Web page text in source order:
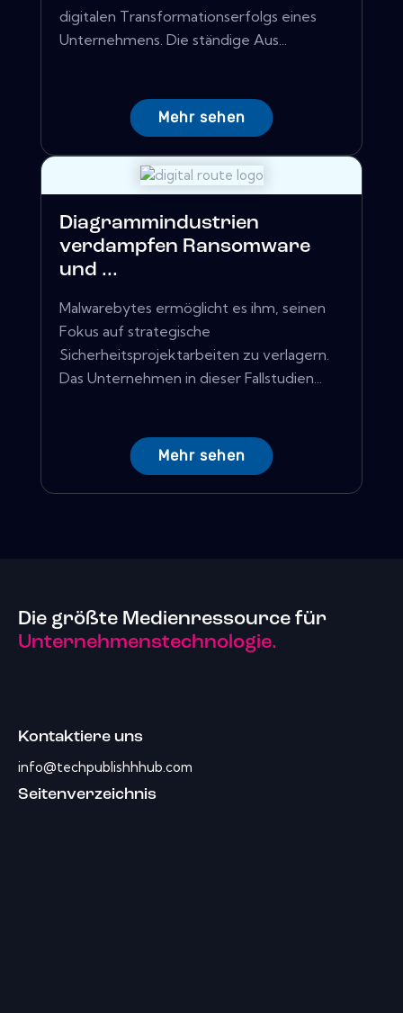
digitalen Transformationserfolgs eines
Unternehmens. Die ständige Aus...
Mehr sehen
Diagrammindustrien
verdampfen Ransomware
und ...
Malwarebytes ermöglicht es ihm, seinen
Fokus auf strategische
Sicherheitsprojektarbeiten zu verlagern.
Das Unternehmen in dieser Fallstudien...
Mehr sehen
Die größte Medienressource für
Unternehmenstechnologie.
Kontaktiere uns
info@techpublishhhub.com
Seitenverzeichnis